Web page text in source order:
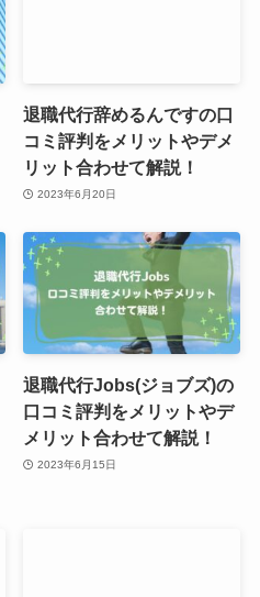
退職代行辞めるんですの口
コミ評判をメリットやデメ
リット合わせて解説！
2023年6月20日
退職代行Jobs(ジョブズ)の
口コミ評判をメリットやデ
メリット合わせて解説！
2023年6月15日